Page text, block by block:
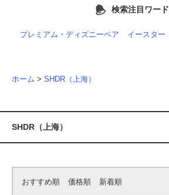
検索注目ワード
プレミアム・ディズニーベア イースター
ホーム > SHDR（上海）
SHDR（上海）
おすすめ順 価格順 新着順